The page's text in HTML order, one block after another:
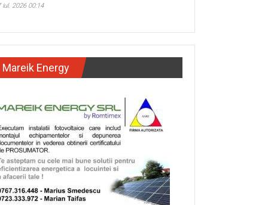
iul. 2026 00:14
Mareik Energy